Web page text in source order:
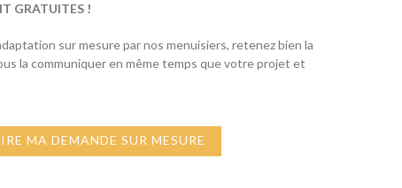
GRATUITES !
sur mesure par nos menuisiers, retenez bien la
la communiquer en même temps que votre projet et
MA DEMANDE SUR MESURE